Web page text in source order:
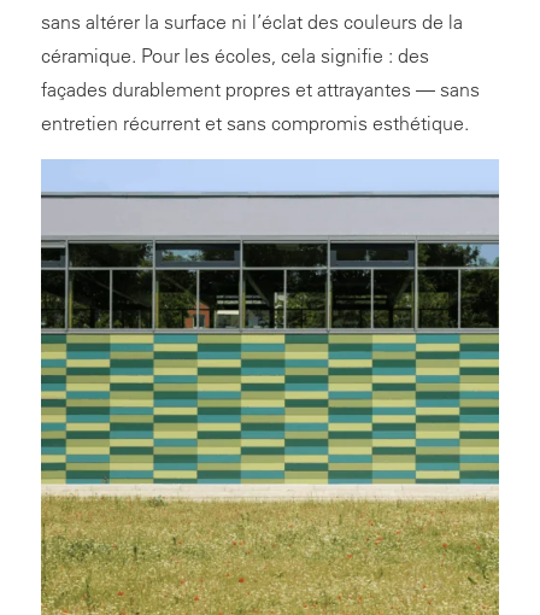
sans altérer la surface ni l’éclat des couleurs de la
céramique. Pour les écoles, cela signifie : des
façades durablement propres et attrayantes — sans
entretien récurrent et sans compromis esthétique.